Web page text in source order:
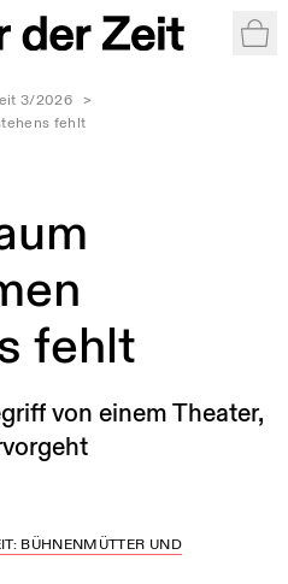
3/2026
>
fehlt
fehlt
von einem Theater,
BÜHNENMÜTTER UND